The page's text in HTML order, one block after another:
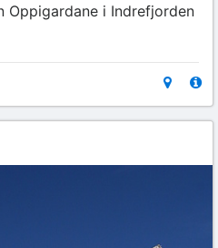
Oppigardane i Indrefjorden